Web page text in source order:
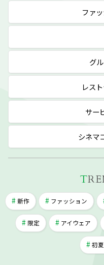
ファ
グ
レス
サー
シネマ
T
新作 ファッション
限定 アイウェア
初